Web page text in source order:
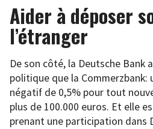
Aider à déposer
l’étranger
De son côté, la Deutsche Bank
politique que la Commerzbank:
négatif de 0,5% pour tout
plus de 100.000 euros. Et elle
prenant une participation dans